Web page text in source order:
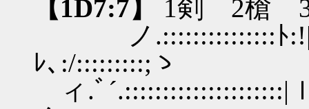
【1D7:7】
1剣 2槍
ノ.:::::::::::::::ﾄ
ﾚ､:/:::::::::;ゝ
ィ.ﾞ´.:::::::::::::::::::::|